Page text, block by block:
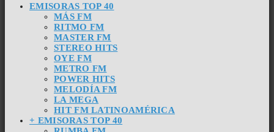
EMISORAS TOP 40
MÁS FM
RITMO FM
MASTER FM
STEREO HITS
OYE FM
METRO FM
POWER HITS
MELODÍA FM
LA MEGA
HIT FM LATINOAMÉRICA
+ EMISORAS TOP 40